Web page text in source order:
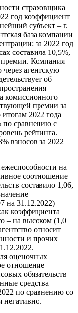
страховщика
год коэффициент
субъект – г.
база компании
за 2022 год
составила 10,5%,
премии. Компания
агентскую
об
комиссионного
премии за
2022 года
по сравнению с
рейтинга.
взносов за 2022
на
соотношение
составило 1,06,
на 31.12.2022)
коэффициента
– на высоком (1,0
относит
и прочих
оценочных
отношение
обязательств
средства
по сравнению со
негативно.